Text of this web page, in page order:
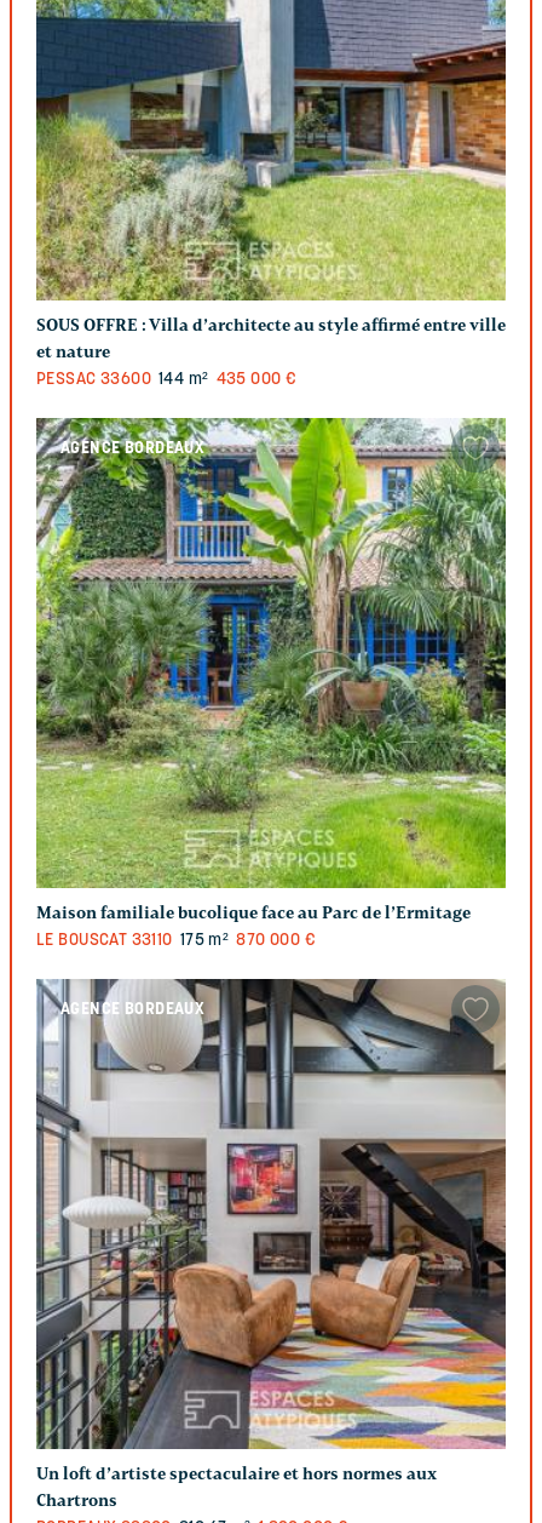
SOUS OFFRE :Villa d’architecte au style affirmé entre ville
et nature
PESSAC 33600 144 m² 435 000 €
AGENCE BORDEAUX
Maison familiale bucolique face au Parc de l’Ermitage
LE BOUSCAT 33110 175 m² 870 000 €
AGENCE BORDEAUX
Un loft d’artiste spectaculaire et hors normes aux
Chartrons